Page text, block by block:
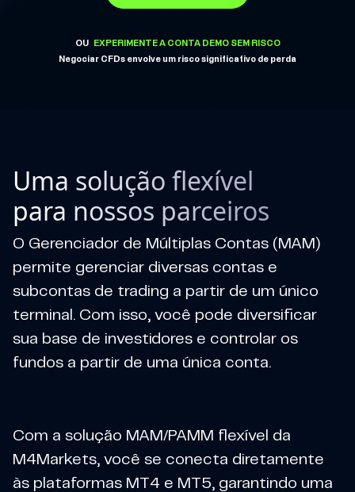
OU
EXPERIMENTE A CONTA DEMO SEM RISCO
Negociar CFDs envolve um risco significativo de perda
Uma solução flexível
para nossos parceiros
O Gerenciador de Múltiplas Contas (MAM)
permite gerenciar diversas contas e
subcontas de trading a partir de um único
terminal. Com isso, você pode diversificar
sua base de investidores e controlar os
fundos a partir de uma única conta.
Com a solução MAM/PAMM flexível da
M4Markets, você se conecta diretamente
às plataformas MT4 e MT5, garantindo uma